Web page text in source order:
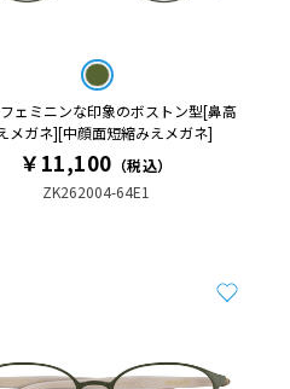
フェミニンな印象のボストン型[鼻高
メガネ][中顔面短縮みえメガネ]
￥11,100 （税込）
ZK262004-64E1